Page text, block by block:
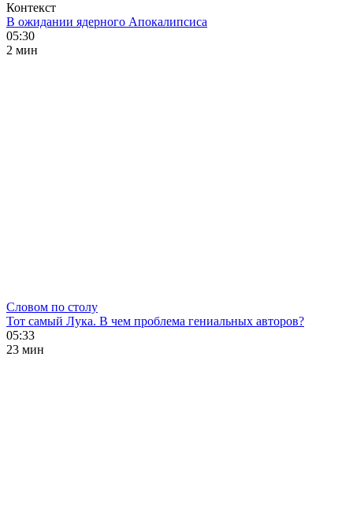
Контекст
В ожидании ядерного Апокалипсиса
05:30
2 мин
Словом по столу
Тот самый Лука. В чем проблема гениальных авторов?
05:33
23 мин